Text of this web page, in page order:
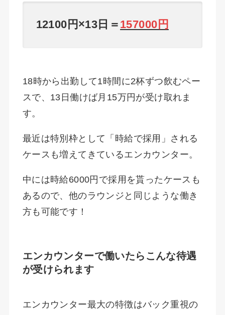
12100円×13日＝ 157000円
18時から出勤して1時間に2杯ずつ飲むペー
スで、13日働けば月15万円が受け取れま
す。
最近は特別枠として「時給で採用」される
ケースも増えてきているエンカウンター。
中には時給6000円で採用を貰ったケースも
あるので、他のラウンジと同じような働き
方も可能です！
エンカウンターで働いたらこんな待遇
が受けられます
エンカウンター最大の特徴はバック重視の